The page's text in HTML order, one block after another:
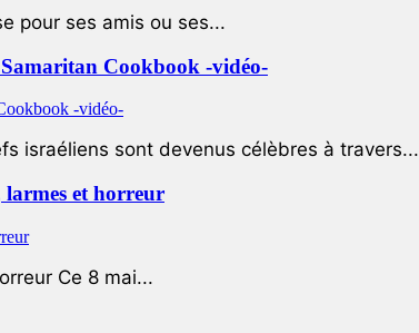
pour ses amis ou ses...
Samaritan Cookbook -vidéo-
israéliens sont devenus célèbres à travers...
larmes et horreur
Ce 8 mai...